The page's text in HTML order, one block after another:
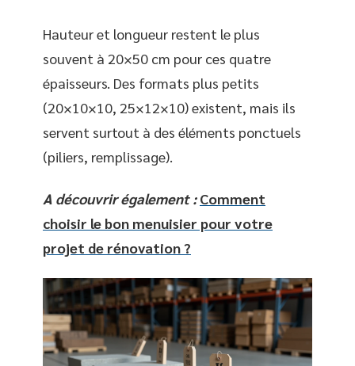
Hauteur et longueur restent le plus
souvent à 20×50 cm pour ces quatre
épaisseurs. Des formats plus petits
(20×10×10, 25×12×10) existent, mais ils
servent surtout à des éléments ponctuels
(piliers, remplissage).
A découvrir également : Comment
choisir le bon menuisier pour votre
projet de rénovation ?